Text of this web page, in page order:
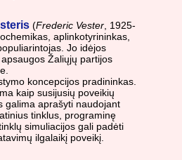
(Frederic Vester , 1925-
aplinkotyrininkas,
Jo idėjos
Žaliųjų partijos
koncepcijos pradininkas.
kaip susijusių poveikių
galima aprašyti naudojant
tinklus, programinę
simuliacijos gali padėti
ilgalaikį poveikį.